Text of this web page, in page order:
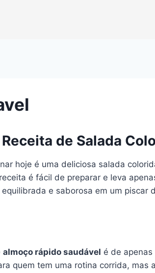
de Salada
hoje é uma deliciosa salada
é fácil de preparar e leva
e saborosa em um piscar
almoço rápido saudável é de
quem tem uma rotina corrida, mas